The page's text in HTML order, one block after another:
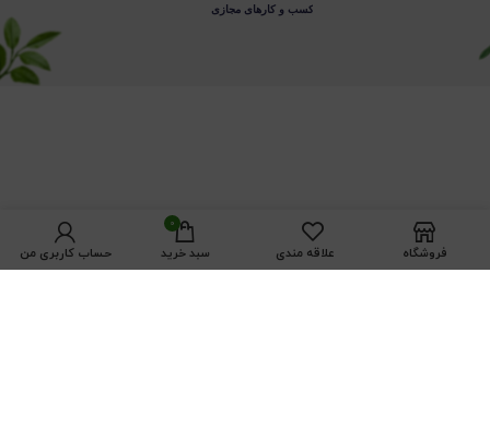
فروشگاه علاقه مندی
0
سبد خرید حساب کاربری من